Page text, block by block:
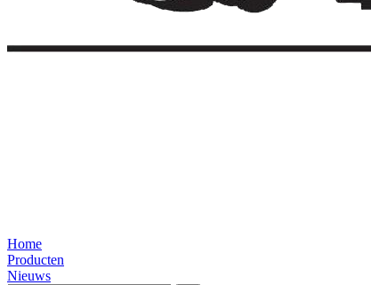
Home
Producten
Nieuws